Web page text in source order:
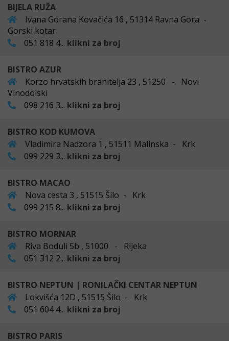
BIJELA RUŽA
Ivana Gorana Kovačića 16 , 51314 Ravna Gora -
Gorski kotar
051 818 4... klikni za broj
BISTRO AZUR
Korzo hrvatskih branitelja 23 , 51250 - Novi
Vinodolski
098 216 3... klikni za broj
BISTRO KOD KUMOVA
Vladimira Nadzora 1 , 51511 Malinska - Krk
099 229 3... klikni za broj
BISTRO MACAO
Nova cesta 3 , 51515 Šilo - Krk
099 215 8... klikni za broj
BISTRO MORNAR
Riva Boduli 5b , 51000 - Rijeka
051 312 2... klikni za broj
BISTRO NEPTUN | RONILAČKI CENTAR NEPTUN
Lokvišća 12D , 51515 Šilo - Krk
051 604 4... klikni za broj
BISTRO PARIS